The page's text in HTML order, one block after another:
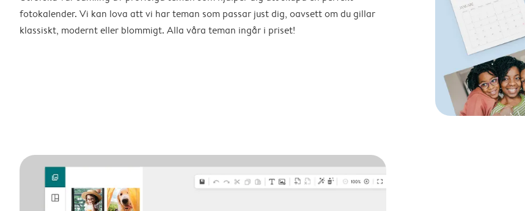
fotokalender. Vi kan lova att vi har teman som passar just dig, oavsett om du gillar
klassiskt, modernt eller blommigt. Alla våra teman ingår i priset!